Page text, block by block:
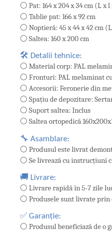
⚪ Pat: 164 x 204 x 34 cm (L x l
⚪ Tablie pat: 166 x 92 cm
⚪ Noptieră: 45 x 44 x 42 cm
⚪ Saltea: 160 x 200 cm
🛠️ Detalii tehnice:
⚪ Material corp: PAL
⚪ Fronturi: PAL melaminat
⚪ Accesorii: Feronerie din
⚪ Spațiu de depozitare:
⚪ Suport saltea: Inclus
⚪ Saltea ortopedică
🔧 Asamblare:
⚪ Produsul este livrat
⚪ Se livrează cu instrucțiuni
🚚 Livrare:
⚪ Livrare rapidă în 5-7 zile
⚪ Produsele sunt livrate
✅ Garanție:
⚪ Produsul beneficiază de o